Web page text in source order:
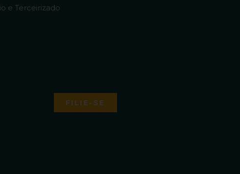
e Terceirizado
FILIE-SE